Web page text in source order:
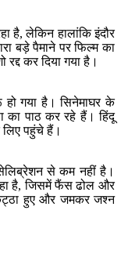
है, लेकिन हालांकि इंदौर
बड़े पैमाने पर फिल्म का
कर दिया गया है।
हो गया है। सिनेमाघर के
का पाठ कर रहे हैं। हिंदू
पहुंचे हैं।
से कम नहीं है।
है, जिसमें फैंस ढोल और
हुए और जमकर जश्न